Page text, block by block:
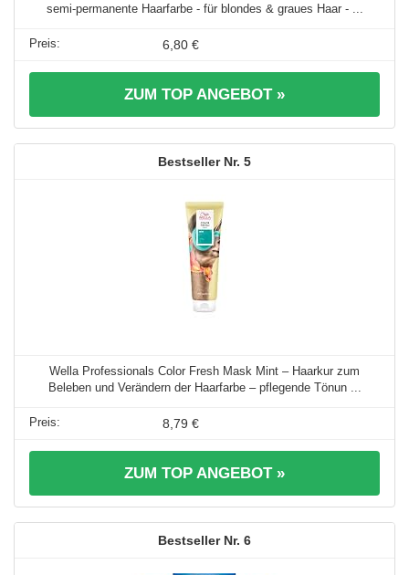
semi-permanente Haarfarbe - für blondes & graues Haar - ...
6,80 €
ZUM TOP ANGEBOT »
5
Wella Professionals Color Fresh Mask Mint – Haarkur zum
Beleben und Verändern der Haarfarbe – pflegende Tönun ...
8,79 €
ZUM TOP ANGEBOT »
6